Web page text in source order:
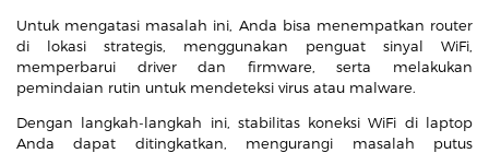
Untuk mengatasi masalah ini, Anda bisa menempatkan router
di lokasi strategis, menggunakan penguat sinyal WiFi,
memperbarui driver dan firmware, serta melakukan
pemindaian rutin untuk mendeteksi virus atau malware.
Dengan langkah-langkah ini, stabilitas koneksi WiFi di laptop
Anda dapat ditingkatkan, mengurangi masalah putus